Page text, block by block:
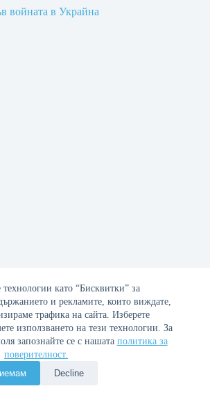
като “Бисквитки” за
и рекламите, които виждате,
трафика на сайта. Изберете
използването на тези технологии. За
запознайте се с нашата политика за
поверителност.
Decline
войната в Украйна
в България
за поверителност
и мир. Сайтът е оптимизиран от